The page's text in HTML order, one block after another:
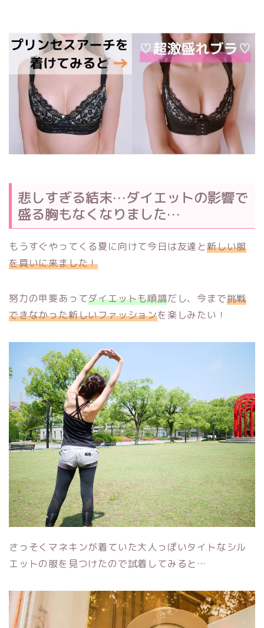
悲しすぎる結末…ダイエットの影響で
盛る胸もなくなりました…
もうすぐやってくる夏に向けて今日は友達と新しい服
を買いに来ました！
努力の甲斐あってダイエットも順調だし、今まで挑戦
できなかった新しいファッションを楽しみたい！
さっそくマネキンが着ていた大人っぽいタイトなシル
エットの服を見つけたので試着してみると…